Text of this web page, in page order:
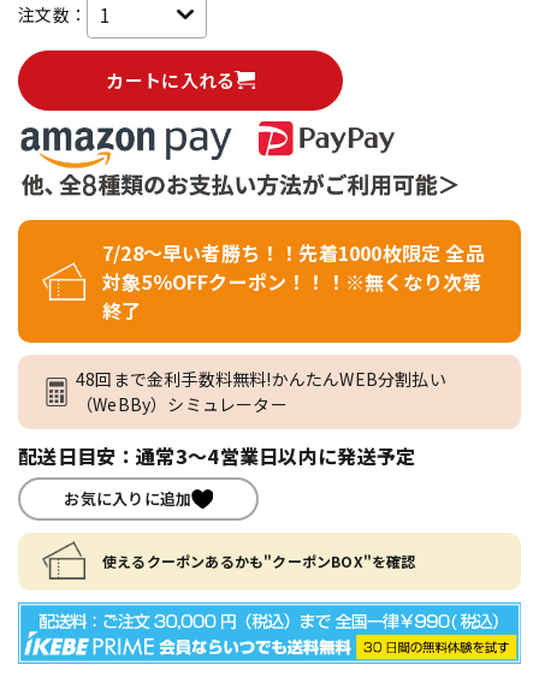
注文数：
カートに入れる
7/28～早い者勝ち！！先着1000枚限定 全品
対象5％OFFクーポン！！！※無くなり次第
終了
48回まで金利手数料無料!かんたんWEB分割払い
（WeBBy）シミュレーター
配送日目安：通常3～4営業日以内に発送予定
お気に入りに追加
使えるクーポンあるかも"クーポンBOX"を確認